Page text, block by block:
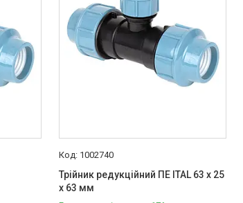
1002740
Трійник редукційний ПЕ ITAL 63 x 25
x 63 мм